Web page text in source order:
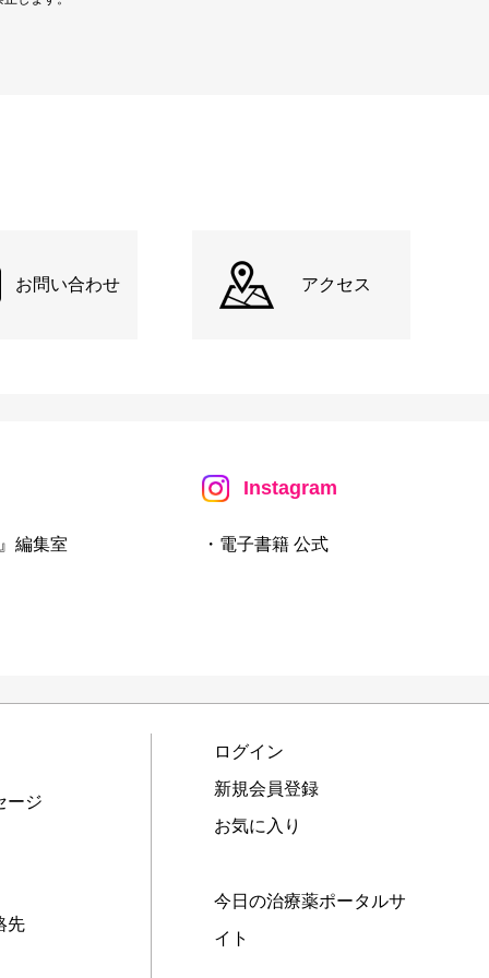
お問い合わせ アクセス
編集室
Instagram
・電子書籍 公式
ージ
先
ログイン
新規会員登録
お気に入り
今日の治療薬ポータルサ
イト